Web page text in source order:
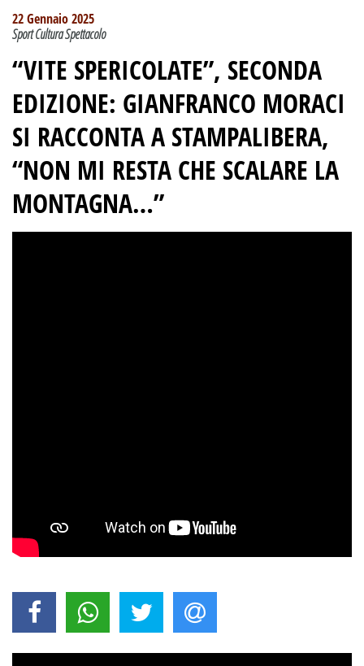
22 Gennaio 2025
Sport Cultura Spettacolo
“VITE SPERICOLATE”, SECONDA
EDIZIONE: GIANFRANCO MORACI
SI RACCONTA A STAMPALIBERA,
“NON MI RESTA CHE SCALARE LA
MONTAGNA…”